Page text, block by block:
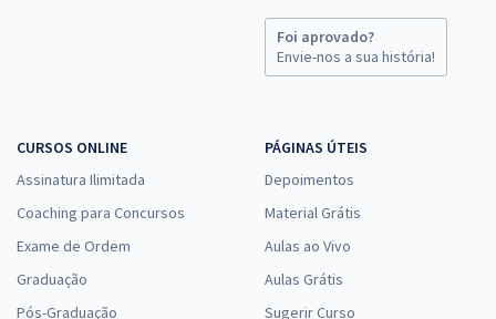
Foi aprovado?
Envie-nos a sua história!
CURSOS ONLINE
Assinatura Ilimitada
Coaching para Concursos
Exame de Ordem
Graduação
Pós-Graduação
PÁGINAS ÚTEIS
Depoimentos
Material Grátis
Aulas ao Vivo
Aulas Grátis
Sugerir Curso